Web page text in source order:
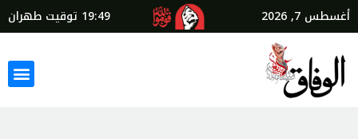
أغسطس 7, 2026 19:49 توقيت طهران